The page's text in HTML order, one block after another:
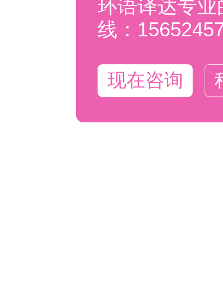
环语译达专
线：
现在咨询